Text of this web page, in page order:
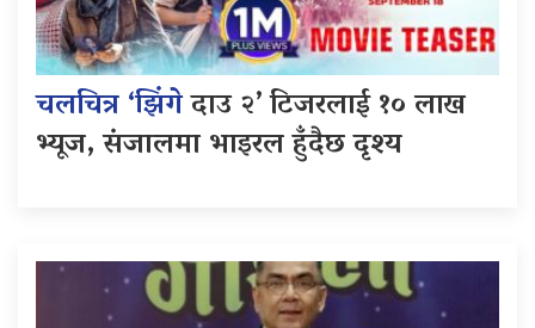
चलचित्र ‘झिंगेदाउ २’ टिजरलाई १० लाख
भ्यूज, संजालमा भाइरल हुँदैछ दृश्य